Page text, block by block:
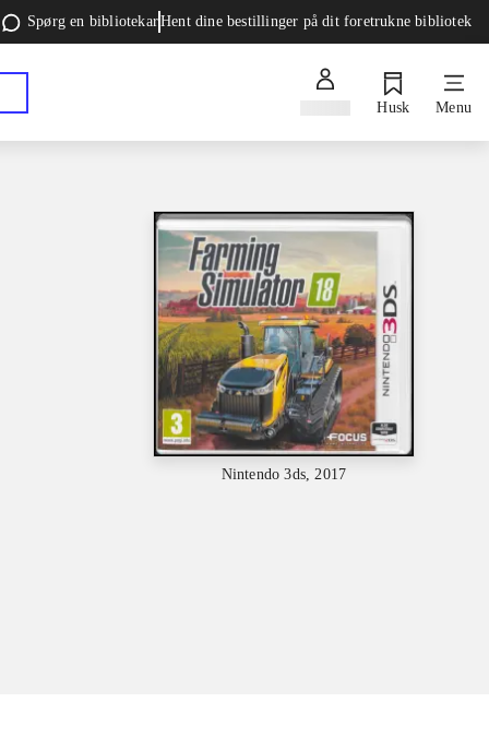
Spørg en bibliotekarHent dine bestillinger på dit foretrukne bibliotek
Husk Menu
Nintendo 3ds, 2017